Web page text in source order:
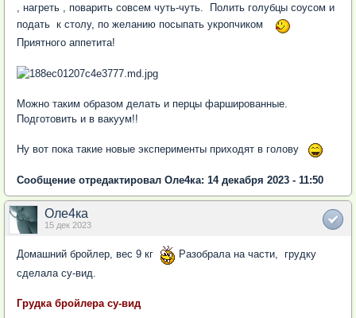
, нагреть , поварить совсем чуть-чуть. Полить голубцы соусом и
подать к столу, по желанию посыпать укропчиком
Приятного аппетита!
Можно таким образом делать и перцы фаршированные.
Подготовить и в вакуум!!
Ну вот пока такие новые эксперименты приходят в голову
Сообщение отредактировал Оле4ка: 14 декабря 2023 - 11:50
Оле4ка
15 дек 2023
Домашний бройлер, вес 9 кг
Разобрала на части, грудку
сделала су-вид.
Грудка бройлера су-вид